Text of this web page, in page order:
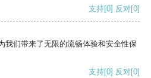
支持[0] 反对[0]
我们带来了无限的流畅体验和安全性保
支持[0] 反对[0]